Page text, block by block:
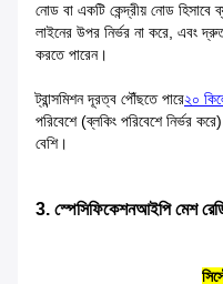
নোড বা একটি কেন্দ্রীয় নোড হিসাবে
লাইনের উপর নির্ভর না করে, এবং
করতে পারেন।
ট্রান্সমিশন দূরত্ব পৌঁছতে পারে২০
পরিবেশে (ব্লকিং পরিবেশে নির্ভর
বেশি।
3. স্পেসিফিকেশনআইপি মেশ